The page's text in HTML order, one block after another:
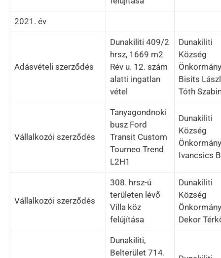
2021. év
Adásvételi szerződés
Dunakiliti 409/2
hrsz, 1669 m2
Rév u. 12. szám
alatti ingatlan
vétel
Dunakiliti
Község
Bisits
Tóth
Vállalkozói szerződés
Tanyagondnoki
busz Ford
Transit Custom
Tourneo Trend
L2H1
Dunakiliti
Község
Ivancsics
Vállalkozói szerződés
308. hrsz-ú
területen lévő
Villa köz
felújítása
Dunakiliti
Község
Dekor
Dunakiliti,
Belterület 714.